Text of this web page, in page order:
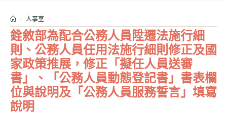
銓敘部為配合公務人員陞遷法施行細
則、公務人員任用法施行細則修正及國
家政策推展，修正「擬任人員送審
書」、「公務人員動態登記書」書表欄
位與說明及「公務人員服務誓言」填寫
說明
> 人事室 >